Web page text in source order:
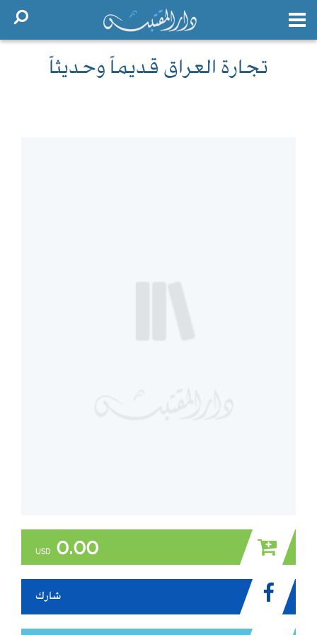
تجارة العراق قديماً وحديثاً
0.00
USD
شارك